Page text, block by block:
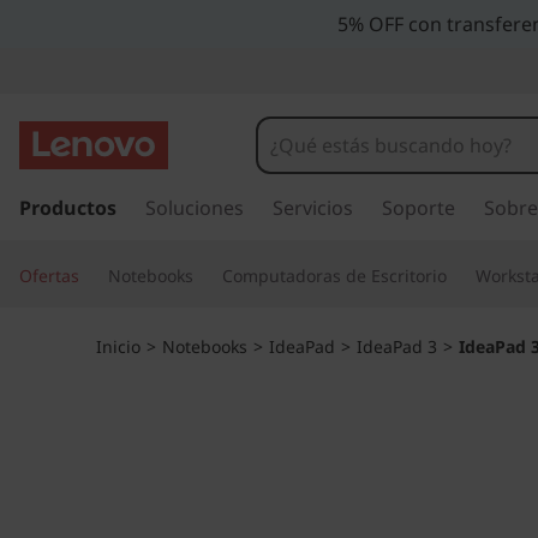
e
a
P
a
5% OFF con
r
c
Productos Soluciones Servicios Soporte
Ofertas Notebooks Computadoras de Escritorio
Inicio > Notebooks > IdeaPad > IdeaPad 3 > IdeaPad